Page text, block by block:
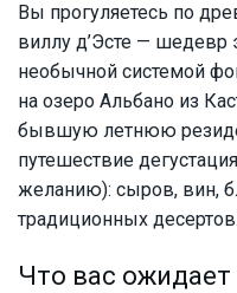
Вы прогуляетесь по
виллу д’Эсте — шедевр
необычной системой
на озеро Альбано из
бывшую летнюю
путешествие
желанию): сыров, вин,
традиционных десертов.
Что вас ожидает